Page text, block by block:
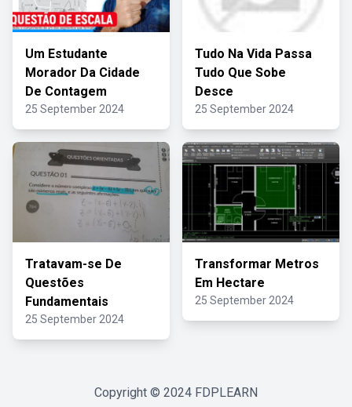
Um Estudante
Morador Da Cidade
De Contagem
25 September 2024
Tudo Na Vida Passa
Tudo Que Sobe
Desce
25 September 2024
Tratavam-se De
Questões
Fundamentais
25 September 2024
Transformar Metros
Em Hectare
25 September 2024
Copyright © 2024 FDPLEARN